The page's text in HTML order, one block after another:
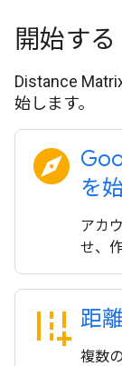
開始する
Distance
始します。
explore を
アカ
せ、
add_road 距
複数